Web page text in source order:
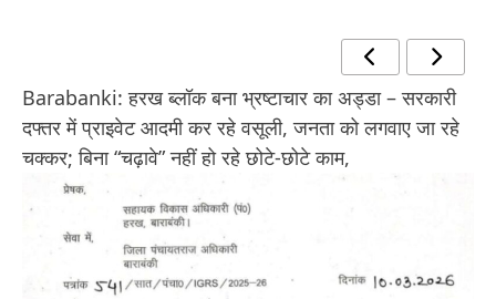
Barabanki: हरख ब्लॉक बना भ्रष्टाचार का अड्डा – सरकारी
दफ्तर में प्राइवेट आदमी कर रहे वसूली, जनता को लगवाए जा रहे
चक्कर; बिना “चढ़ावे” नहीं हो रहे छोटे-छोटे काम,